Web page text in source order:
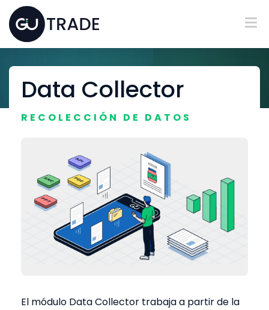
Data Collector
RECOLECCIÓN DE DATOS
El módulo Data Collector trabaja a partir de la